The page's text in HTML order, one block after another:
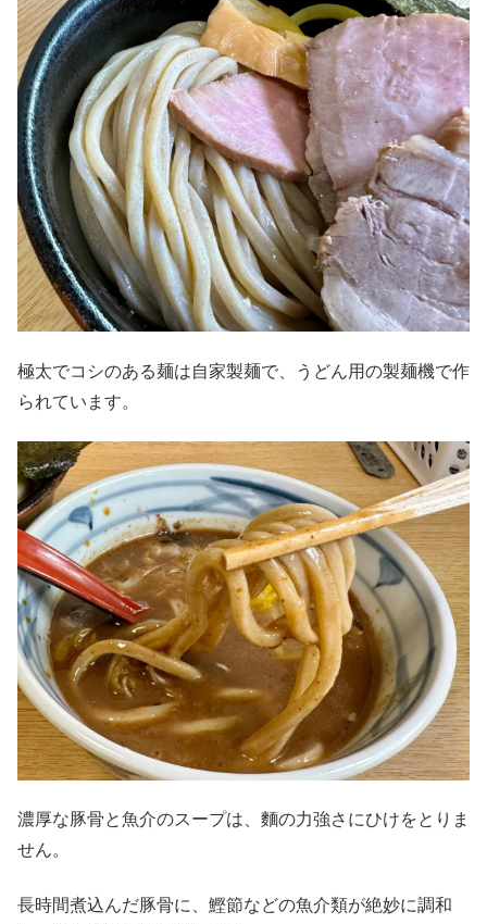
極太でコシのある麺は自家製麺で、うどん用の製麺機で作
られています。
濃厚な豚骨と魚介のスープは、麵の力強さにひけをとりま
せん。
長時間煮込んだ豚骨に、鰹節などの魚介類が絶妙に調和